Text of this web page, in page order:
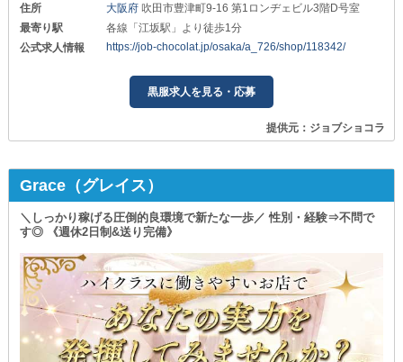
住所
大阪府 吹田市豊津町9-16 第1ロンヂェビル3階D号室
最寄り駅
各線「江坂駅」より徒歩1分
公式求人情報
https://job-chocolat.jp/osaka/a_726/shop/118342/
黒服求人を見る・応募
提供元：ジョブショコラ
Grace（グレイス）
＼しっかり稼げる圧倒的良環境で新たな一歩／ 性別・経験⇒不問で
す◎ 《週休2日制&送り完備》